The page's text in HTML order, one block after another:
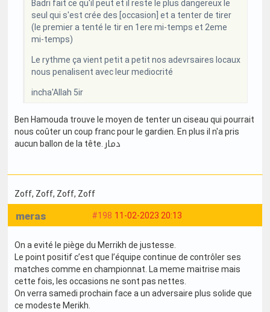
Badri fait ce qu'il peut et il reste le plus dangereux le
seul qui s'est crée des [occasion] et a tenter de tirer
(le premier a tenté le tir en 1ere mi-temps et 2eme
mi-temps)
Le rythme ça vient petit a petit nos adevrsaires locaux
nous penalisent avec leur mediocrité
incha'Allah 5ir
Ben Hamouda trouve le moyen de tenter un ciseau qui pourrait
nous coûter un coup franc pour le gardien. En plus il n'a pris
aucun ballon de la tête. دمار
Zoff, Zoff, Zoff, Zoff
#198 11-02-2023 20:13
meras
On a evité le piège du Merrikh de justesse.
Le point positif c’est que l’équipe continue de contrôler ses
matches comme en championnat. La meme maitrise mais
cette fois, les occasions ne sont pas nettes.
On verra samedi prochain face a un adversaire plus solide que
ce modeste Merikh.